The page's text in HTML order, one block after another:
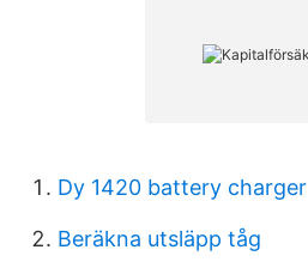
Dy 1420 battery charger
Beräkna utsläpp tåg